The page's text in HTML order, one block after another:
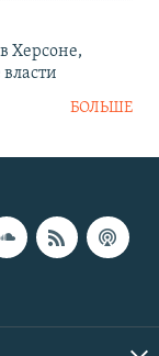
Херсоне,
БОЛЬШЕ